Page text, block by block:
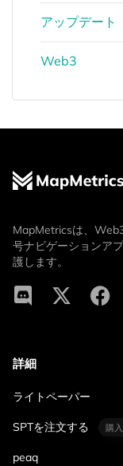
アップデート
Web3
MapMetricsは、
号ナビゲーションア
護します。
詳細
ライトペーパー
SPTを注文する 購
peaq